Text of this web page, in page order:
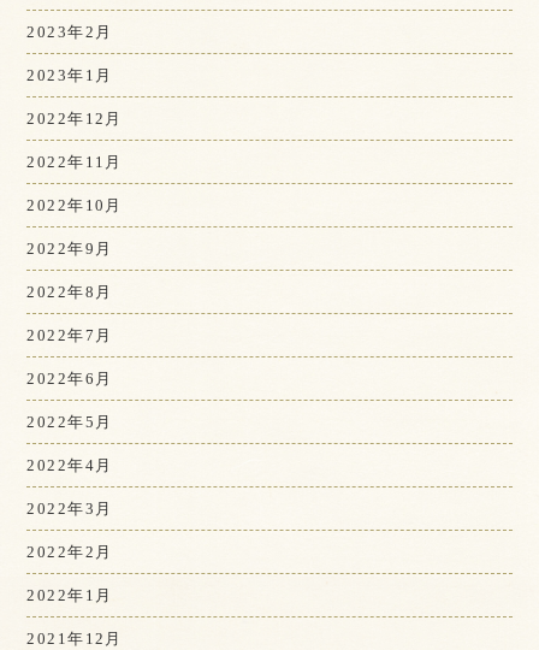
2023年2月
2023年1月
2022年12月
2022年11月
2022年10月
2022年9月
2022年8月
2022年7月
2022年6月
2022年5月
2022年4月
2022年3月
2022年2月
2022年1月
2021年12月